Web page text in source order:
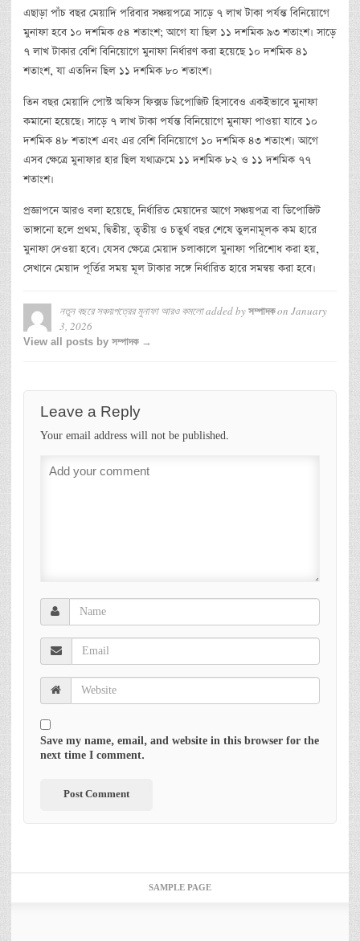
এছাড়া পাঁচ বছর মেয়াদি পরিবার সঞ্চয়পত্রে সাড়ে ৭ লাখ টাকা পর্যন্ত বিনিয়োগে
মুনাফা হবে ১০ দশমিক ৫৪ শতাংশ; আগে যা ছিল ১১ দশমিক ৯৩ শতাংশ। সাড়ে
৭ লাখ টাকার বেশি বিনিয়োগে মুনাফা নির্ধারণ করা হয়েছে ১০ দশমিক ৪১
শতাংশ, যা এতদিন ছিল ১১ দশমিক ৮০ শতাংশ।
তিন বছর মেয়াদি পোস্ট অফিস ফিক্সড ডিপোজিট হিসাবেও একইভাবে মুনাফা
কমানো হয়েছে। সাড়ে ৭ লাখ টাকা পর্যন্ত বিনিয়োগে মুনাফা পাওয়া যাবে ১০
দশমিক ৪৮ শতাংশ এবং এর বেশি বিনিয়োগে ১০ দশমিক ৪৩ শতাংশ। আগে
এসব ক্ষেত্রে মুনাফার হার ছিল যথাক্রমে ১১ দশমিক ৮২ ও ১১ দশমিক ৭৭
শতাংশ।
প্রজ্ঞাপনে আরও বলা হয়েছে, নির্ধারিত মেয়াদের আগে সঞ্চয়পত্র বা ডিপোজিট
ভাঙ্গানো হলে প্রথম, দ্বিতীয়, তৃতীয় ও চতুর্থ বছর শেষে তুলনামূলক কম হারে
মুনাফা দেওয়া হবে। যেসব ক্ষেত্রে মেয়াদ চলাকালে মুনাফা পরিশোধ করা হয়,
সেখানে মেয়াদ পূর্তির সময় মূল টাকার সঙ্গে নির্ধারিত হারে সমন্বয় করা হবে।
নতুন বছরে সঞ্চয়পত্রের মুনাফা আরও কমলোadded by সম্পাদকon January
3, 2026
View all posts by সম্পাদক →
Leave a Reply
Your email address will not be published.
Save my name, email, and website in this browser for the
next time I comment.
SAMPLE PAGE